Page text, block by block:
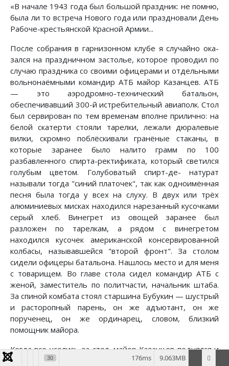
«В начале 1943 года был большой праздник: не помню,
была ли то встреча Нового года или праздновали День
Рабоче-крестьянской Красной Армии...
После собрания в гарнизонном клубе я случайно ока-
зался на праздничном застолье, которое проводил по
случаю праздника со своими офицерами и отдельными
вольнонаёмными командир АТБ майор Казанцев. АТБ
— это аэродромно-технический батальон,
обеспечивавший 300-й истребительный авиаполк. Стол
был сервирован по тем временам вполне прилично: на
белой скатерти стояли тарелки, лежали дюралевые
вилки, скромно поблёскивали гранёные стаканы, в
которые заранее было налито грамм по 100
разбавленного спирта-ректификата, который светился
голубым цветом. Голубоватый спирт-де- натурат
называли тогда "синий платочек", так как одноимённая
песня была тогда у всех на слуху. В двух или трёх
алюминиевых мисках находился нарезанный кусочками
серый хлеб. Винегрет из овощей заранее был
разложен по тарелкам, а рядом с винегретом
находился кусочек американской консервированной
колбасы, называвшейся "второй фронт". За столом
сидели офицеры батальона. Нашлось место и для меня
с товарищем. Во главе стола сидел командир АТБ с
женой, заместитель по политчасти, начальник штаба.
За спиной комбата стоял старшина Бубукин — шустрый
и расторопный парень, он же адъютант, он же
порученец, он же ординарец, словом, близкий
помощник майора.
Когда все уселись за стол, майор Казанцев поднялся и
произнес речь, которая выглядела примерно так:
30 9.063MB
176ms